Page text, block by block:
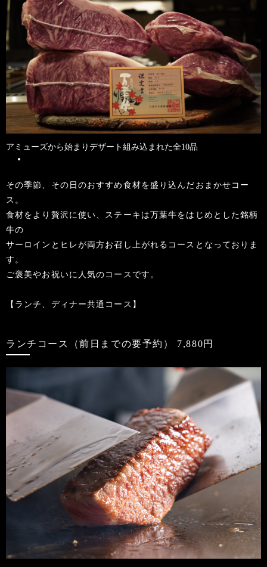
アミューズから始まりデザート組み込まれた全10品
その季節、その日のおすすめ食材を盛り込んだおまかせコー
ス。
食材をより贅沢に使い、ステーキは万葉牛をはじめとした銘柄
牛の
サーロインとヒレが両方お召し上がれるコースとなっておりま
す。
ご褒美やお祝いに人気のコースです。
【ランチ、ディナー共通コース】
ランチコース（前日までの要予約） 7,880円